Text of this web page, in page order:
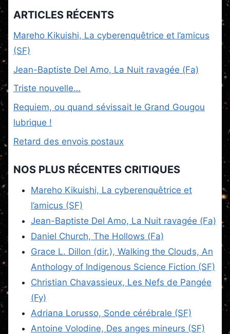
ARTICLES RÉCENTS
Mareho Kikuishi, La cyberenquêtrice et l’amicus
(SF)
Jean-Baptiste Del Amo, La Nuit ravagée (Fa)
Triste nouvelle…
Requiem, ou quand sévissait le Grand Gougou
lubrique !
Retard des envois postaux
NOS PLUS RÉCENTES CRITIQUES
Mareho Kikuishi, La cyberenquêtrice et
l’amicus (SF)
Jean-Baptiste Del Amo, La Nuit ravagée (Fa)
Daniel Church, The Hollows (Fa)
Grace L. Dillon (dir.), Walking the Clouds, An
Anthology of Indigenous Science Fiction (SF)
Christian Chavassieux, Les Nefs de Pangée
(Fy)
Adriana Lorusso, Sonde cérébrale (SF)
Antoine Volodine, Des anges mineurs (SF)